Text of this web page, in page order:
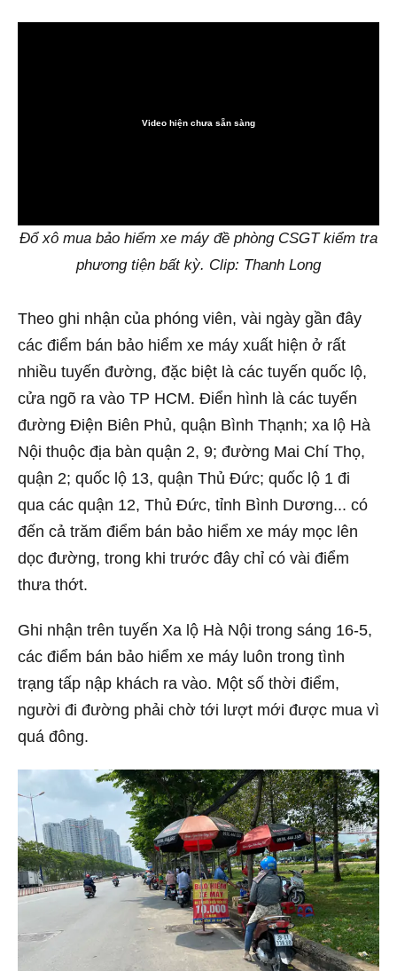
Video hiện chưa sẵn sàng
Đổ xô mua bảo hiểm xe máy đề phòng CSGT kiểm tra
phương tiện bất kỳ. Clip: Thanh Long
Theo ghi nhận của phóng viên, vài ngày gần đây
các điểm bán bảo hiểm xe máy xuất hiện ở rất
nhiều tuyến đường, đặc biệt là các tuyến quốc lộ,
cửa ngõ ra vào TP HCM. Điển hình là các tuyến
đường Điện Biên Phủ, quận Bình Thạnh; xa lộ Hà
Nội thuộc địa bàn quận 2, 9; đường Mai Chí Thọ,
quận 2; quốc lộ 13, quận Thủ Đức; quốc lộ 1 đi
qua các quận 12, Thủ Đức, tỉnh Bình Dương... có
đến cả trăm điểm bán bảo hiểm xe máy mọc lên
dọc đường, trong khi trước đây chỉ có vài điểm
thưa thớt.
Ghi nhận trên tuyến Xa lộ Hà Nội trong sáng 16-5,
các điểm bán bảo hiểm xe máy luôn trong tình
trạng tấp nập khách ra vào. Một số thời điểm,
người đi đường phải chờ tới lượt mới được mua vì
quá đông.